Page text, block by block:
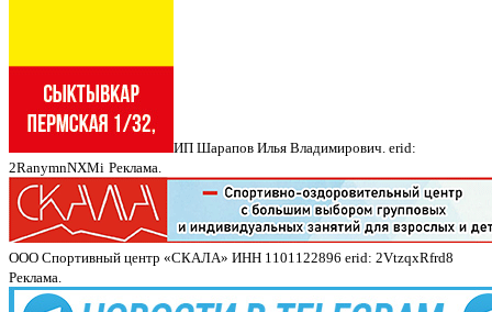
ИП Шарапов Илья Владимирович. erid:
2RanymnNXMi Реклама.
ООО Спортивный центр «СКАЛА» ИНН 1101122896 erid: 2VtzqxRfrd8
Реклама.